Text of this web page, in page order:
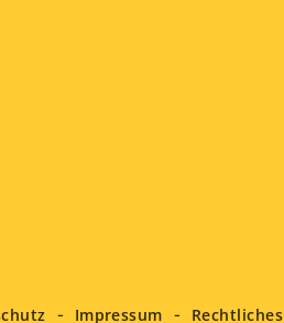
Impressum Rechtliches